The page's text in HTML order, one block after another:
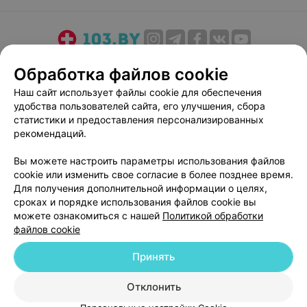
Медицинский маркетинг
Публичный договор
Пользовательское соглашение
Способы оплаты
Вакансии
Партнеры
Написать руководителю 103.by
Персональные настройки cookie
Обработка персональных данных
© 2026 ООО «Артокс Лаб», УНП 191700409| 220012, Республика Беларусь,
г. Минск, улица Толбухина, 2, пом. 16 | help@103.by
Обработка файлов cookie
Наш сайт использует файлы cookie для обеспечения
удобства пользователей сайта, его улучшения, сбора
статистики и предоставления персонализированных
рекомендаций.
Вы можете настроить параметры использования файлов
cookie или изменить свое согласие в более позднее время.
Для получения дополнительной информации о целях,
сроках и порядке использования файлов cookie вы
можете ознакомиться с нашей Политикой обработки
файлов cookie
Отклонить
Принять